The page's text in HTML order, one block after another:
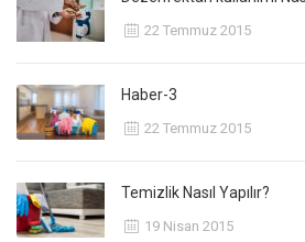
22 Temmuz 2015
Haber-3
22 Temmuz 2015
Temizlik Nasıl Yapılır?
19 Nisan 2015